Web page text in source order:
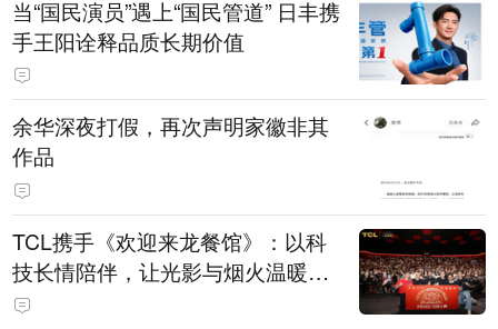
当“国民演员”遇上“国民管道” 日丰携
手王阳诠释品质长期价值
余华深夜打假，再次声明家徽非其
作品
TCL携手《欢迎来龙餐馆》：以科
技长情陪伴，让光影与烟火温暖生
活